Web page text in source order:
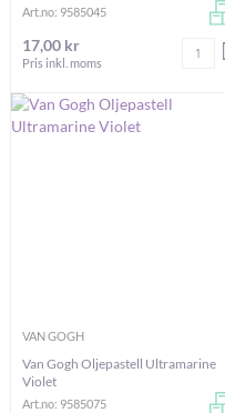
Art.no: 9585045
17,00 kr
Pris inkl. moms
Antal
VAN GOGH
Van Gogh Oljepastell Ultramarine
Violet
Art.no: 9585075